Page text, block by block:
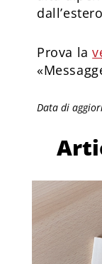
Prova la
Data di